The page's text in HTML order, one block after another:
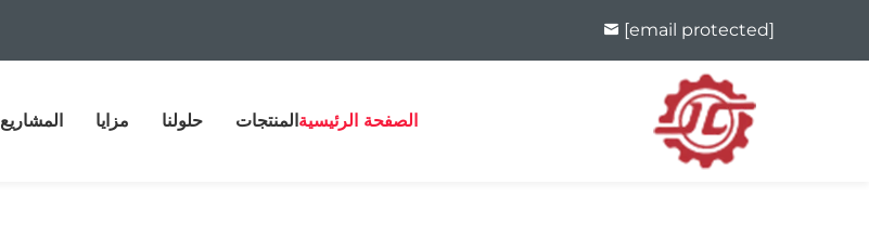
[email protected]
الصفحة الرئيسيةالمنتجات حلولنا مزايا المشاريع